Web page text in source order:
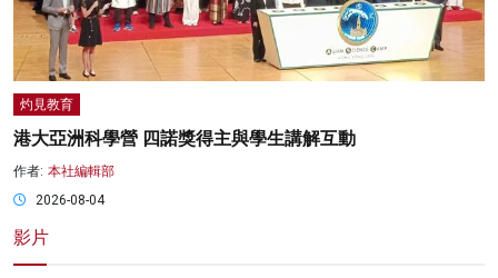
灼見教育
港大亞洲科學營 四諾獎得主與學生講解互動
作者: 本社編輯部
2026-08-04
影片